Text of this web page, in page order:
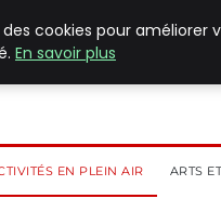
EN PLEIN AIR ARTS
des cookies pour
En savoir plus